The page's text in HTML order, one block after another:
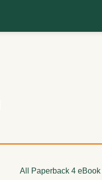
All Paperback 4 eBook